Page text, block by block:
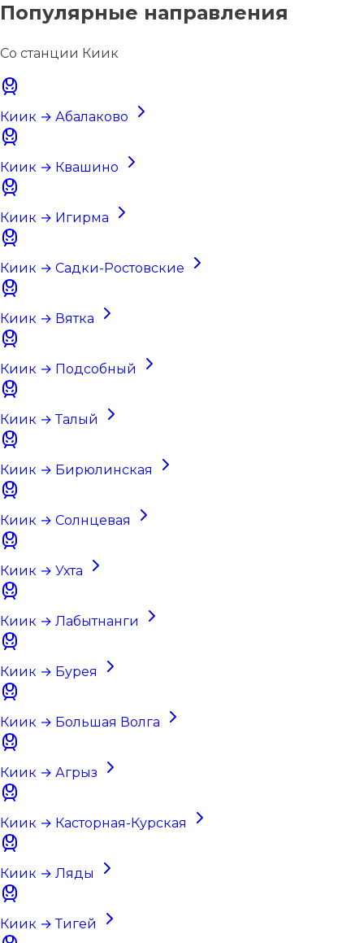
Популярные направления
Со станции Киик
Киик → Абалаково
Киик → Квашино
Киик → Игирма
Киик → Садки-Ростовские
Киик → Вятка
Киик → Подсобный
Киик → Талый
Киик → Бирюлинская
Киик → Солнцевая
Киик → Ухта
Киик → Лабытнанги
Киик → Бурея
Киик → Большая Волга
Киик → Агрыз
Киик → Касторная-Курская
Киик → Ляды
Киик → Тигей